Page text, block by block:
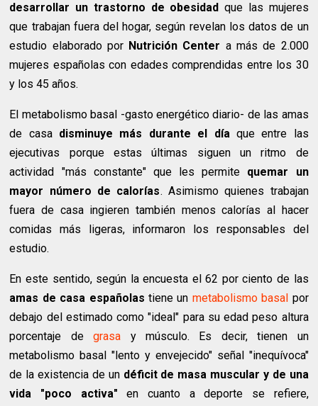
desarrollar un trastorno de obesidad que las mujeres
que trabajan fuera del hogar, según revelan los datos de un
estudio elaborado por Nutrición Center a más de 2.000
mujeres españolas con edades comprendidas entre los 30
y los 45 años.
El metabolismo basal -gasto energético diario- de las amas
de casa disminuye más durante el díaque entre las
ejecutivas porque estas últimas siguen un ritmo de
actividad "más constante" que les permite quemar un
mayor número de calorías. Asimismo quienes trabajan
fuera de casa ingieren también menos calorías al hacer
comidas más ligeras, informaron los responsables del
estudio.
En este sentido, según la encuesta el 62 por ciento de las
amas de casa españolas tiene un metabolismo basal por
debajo del estimado como "ideal" para su edad peso altura
porcentaje degrasa y músculo. Es decir, tienen un
metabolismo basal "lento y envejecido" señal "inequívoca"
de la existencia de un déficit de masa muscular y de una
vida "poco activa" en cuanto a deporte se refiere,